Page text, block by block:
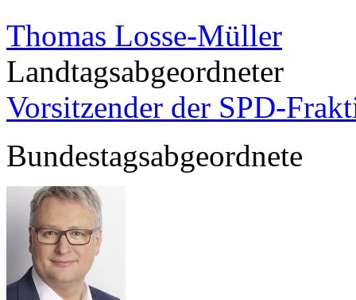
Thomas Losse-Müller
Landtagsabgeordneter
Vorsitzender der SPD-
Bundestagsabgeordnete